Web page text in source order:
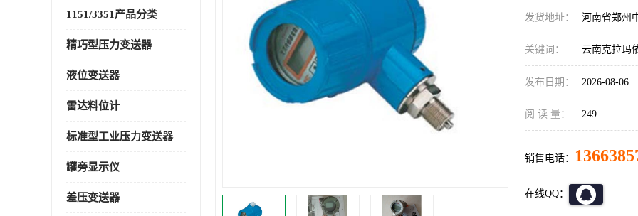
1151/3351产品分类
精巧型压力变送器
液位变送器
雷达料位计
标准型工业压力变送器
罐旁显示仪
差压变送器
发货地址： 河南省郑州
关键词： 云南克拉玛
发布日期： 2026-08-06
阅 读 量： 249
销售电话：
在线QQ：